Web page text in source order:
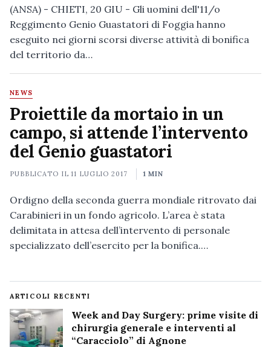
(ANSA) - CHIETI, 20 GIU - Gli uomini dell'11/o
Reggimento Genio Guastatori di Foggia hanno
eseguito nei giorni scorsi diverse attività di bonifica
del territorio da…
NEWS
Proiettile da mortaio in un
campo, si attende l’intervento
del Genio guastatori
PUBBLICATO IL11 LUGLIO 2017 1 MIN
Ordigno della seconda guerra mondiale ritrovato dai
Carabinieri in un fondo agricolo. L’area è stata
delimitata in attesa dell’intervento di personale
specializzato dell’esercito per la bonifica.…
ARTICOLI RECENTI
Week and Day Surgery: prime visite di
chirurgia generale e interventi al
“Caracciolo” di Agnone